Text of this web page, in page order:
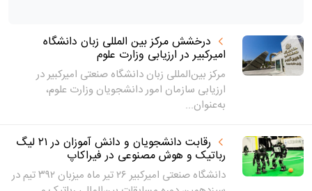
درخشش مرکز بین المللی زبان دانشگاه
امیرکبیر در ارزیابی وزارت علوم
مرکز بین‌المللی زبان دانشگاه صنعتی امیرکبیر در
ارزیابی سازمان امور دانشجویان وزارت علوم،
به‌عنوان...
رقابت دانشجویان و دانش آموزان در ۲۱ لیگ
رباتیک و هوش مصنوعی در فیراکاپ
دانشگاه صنعتی امیرکبیر ۲۶ تیر ماه میزبان ۳۹۲ تیم در